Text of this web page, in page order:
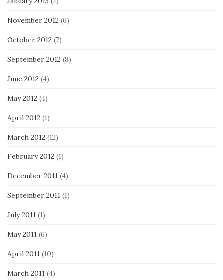
November 2012 (6)
October 2012 (7)
September 2012 (8)
June 2012 (4)
May 2012 (4)
April 2012 (1)
March 2012 (12)
February 2012 (1)
December 2011 (4)
September 2011 (1)
July 2011 (1)
May 2011 (6)
April 2011 (10)
March 2011 (4)